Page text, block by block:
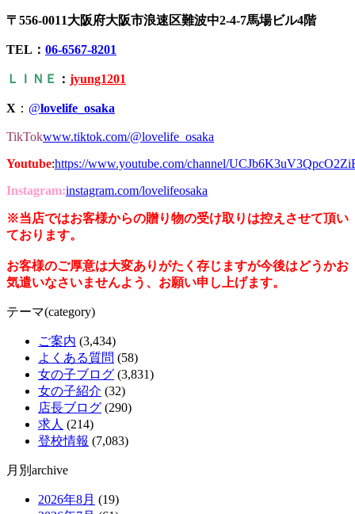
〒556-0011大阪府大阪市浪速区難波中2-4-7馬場ビル4階
TEL： 06-6567-8201
ＬＩＮＥ ： jyung1201
X ： @lovelife_osaka
TikTokwww.tiktok.com/@lovelife_osaka
Youtube:https://www.youtube.com/channel/
Instagram:instagram.com/lovelifeosaka
※当店ではお客様からの贈り物の受け取りは控えさせて頂い
ております。
お客様のご厚意は大変ありがたく存じますが今後はどうかお
気遣いなさいませんよう、お願い申し上げます。
テーマ(category)
ご案内 (3,434)
よくある質問 (58)
女の子ブログ (3,831)
女の子紹介 (32)
店長ブログ (290)
求人 (214)
登校情報 (7,083)
月別archive
2026年8月 (19)